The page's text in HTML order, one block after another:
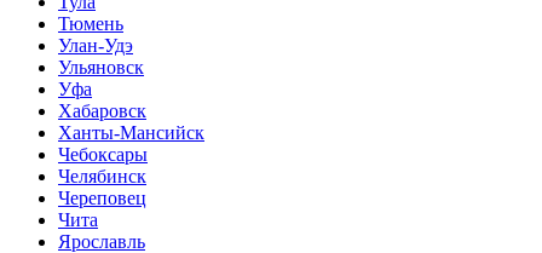
Тюмень
Улан-Удэ
Ульяновск
Уфа
Хабаровск
Ханты-Мансийск
Чебоксары
Челябинск
Череповец
Чита
Ярославль